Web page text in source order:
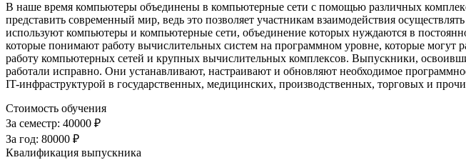
В наше время компьютеры объединены в компьютерные сети с помощью различных
представить современный мир, ведь это позволяет участникам взаимодействия
используют компьютеры и компьютерные сети, объединение которых нуждаются в
которые понимают работу вычислительных систем на программном уровне, которые могут
работу компьютерных сетей и крупных вычислительных комплексов. Выпускники,
работали исправно. Они устанавливают, настраивают и обновляют необходимое
IT-инфраструктурой в государственных, медицинских, производственных, торговых и
Стоимость обучения
За семестр: 40000 ₽
За год: 80000 ₽
Квалификация выпускника